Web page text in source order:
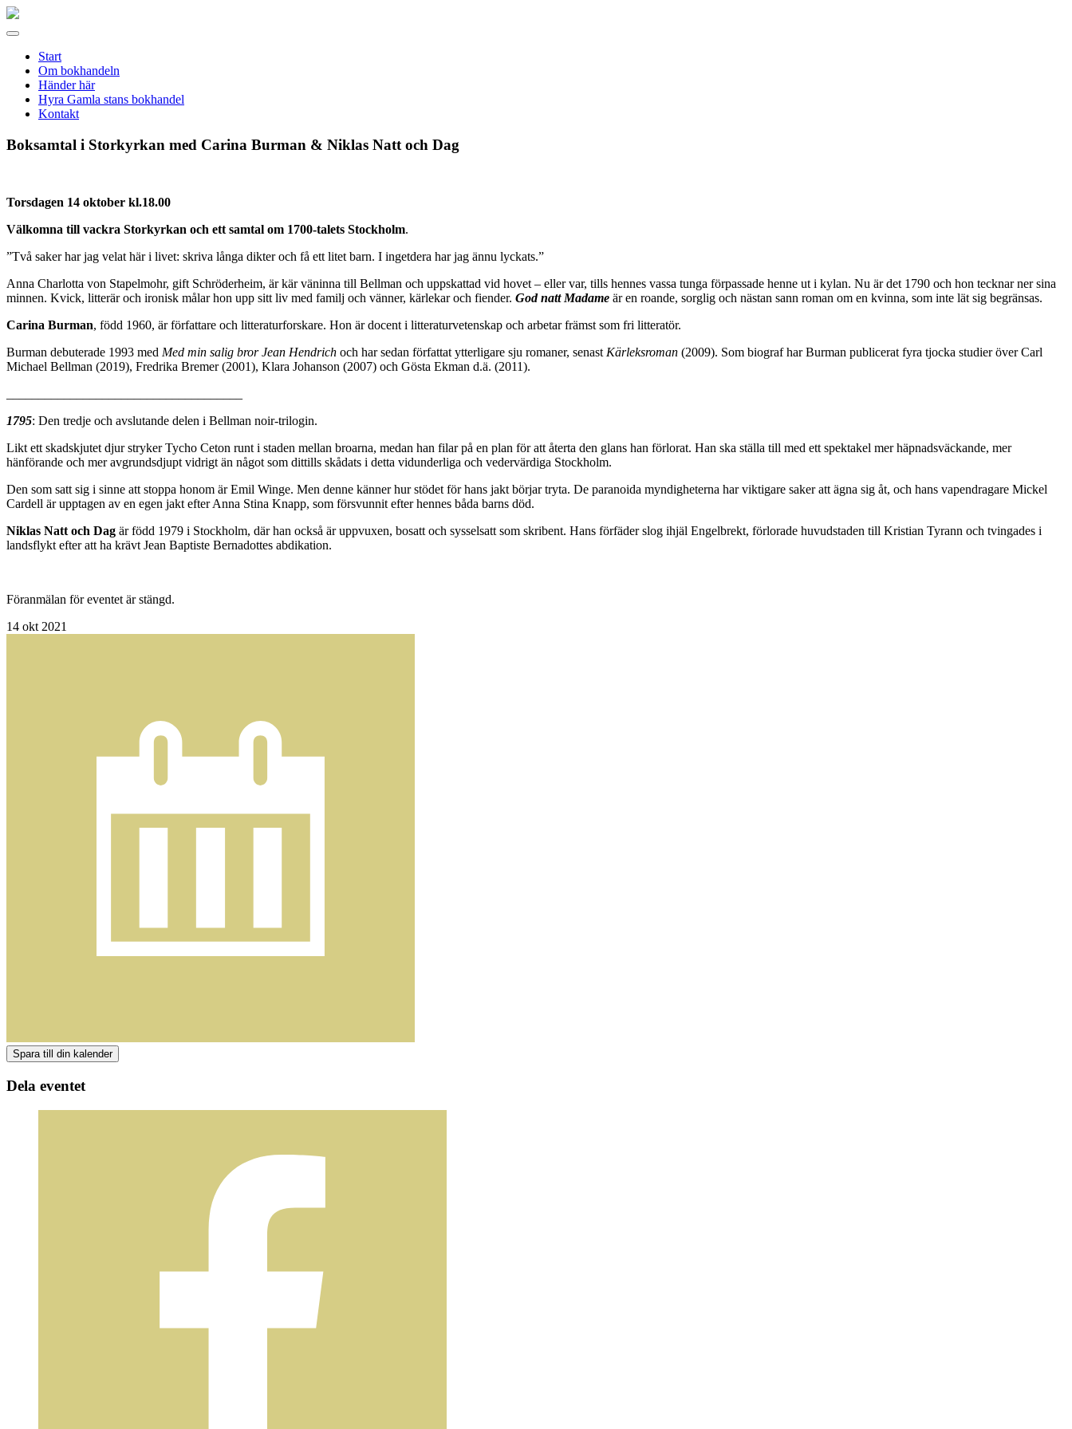
Gamla
Meny
Start
Om bokhandeln
Händer här
Hyra Gamla stans bokhandel
Kontakt
Boksamtal i Storkyrkan med Carina Burman & Niklas Natt och Dag
Torsdagen 14 oktober kl.18.00
Välkomna till vackra Storkyrkan och ett samtal om 1700-talets Stockholm.
”Två saker har jag velat här i livet: skriva långa dikter och få ett litet barn. I ingetdera har jag ännu lyckats.”
Anna Charlotta von Stapelmohr, gift Schröderheim, är kär väninna till Bellman och uppskattad vid hovet – eller var, tills hennes vassa tunga förpassade henne ut i kylan. Nu är det 1790 och hon tecknar ner sina
minnen. Kvick, litterär och ironisk målar hon upp sitt liv med familj och vänner, kärlekar och fiender. God natt Madame är en roande, sorglig och nästan sann roman om en kvinna, som inte lät sig begränsas.
Carina Burman, född 1960, är författare och litteraturforskare. Hon är docent i litteraturvetenskap och arbetar främst som fri litteratör.
Burman debuterade 1993 med Med min salig bror Jean Hendrich och har sedan författat ytterligare sju romaner, senastKärleksroman (2009). Som biograf har Burman publicerat fyra tjocka studier över Carl
Michael Bellman (2019), Fredrika Bremer (2001), Klara Johanson (2007) och Gösta Ekman d.ä. (2011).
1795: Den tredje och avslutande delen i Bellman noir-trilogin.
Likt ett skadskjutet djur stryker Tycho Ceton runt i staden mellan broarna, medan han filar på en plan för att återta den glans han förlorat. Han ska ställa till med ett spektakel mer häpnadsväckande, mer
hänförande och mer avgrundsdjupt vidrigt än något som dittills skådats i detta vidunderliga och vedervärdiga Stockholm.
Den som satt sig i sinne att stoppa honom är Emil Winge. Men denne känner hur stödet för hans jakt börjar tryta. De paranoida myndigheterna har viktigare saker att ägna sig åt, och hans vapendragare Mickel
Cardell är upptagen av en egen jakt efter Anna Stina Knapp, som försvunnit efter hennes båda barns död.
Niklas Natt och Dag är född 1979 i Stockholm, där han också är uppvuxen, bosatt och sysselsatt som skribent. Hans förfäder slog ihjäl Engelbrekt, förlorade huvudstaden till Kristian Tyrann och tvingades i
landsflykt efter att ha krävt Jean Baptiste Bernadottes abdikation.
Föranmälan för eventet är stängd.
14 okt 2021
Dela eventet